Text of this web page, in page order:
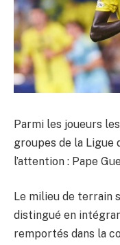
Parmi les joueurs
groupes de la Ligue
l’attention : Pape
Le milieu de terrain
distingué en
remportés dans la